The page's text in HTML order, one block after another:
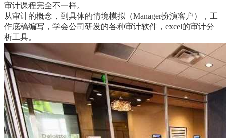
审计课程完全不一样。
从审计的概念，到具体的情境模拟（Manager扮演客户），工
作底稿编写，学会公司研发的各种审计软件，excel的审计分
析工具。